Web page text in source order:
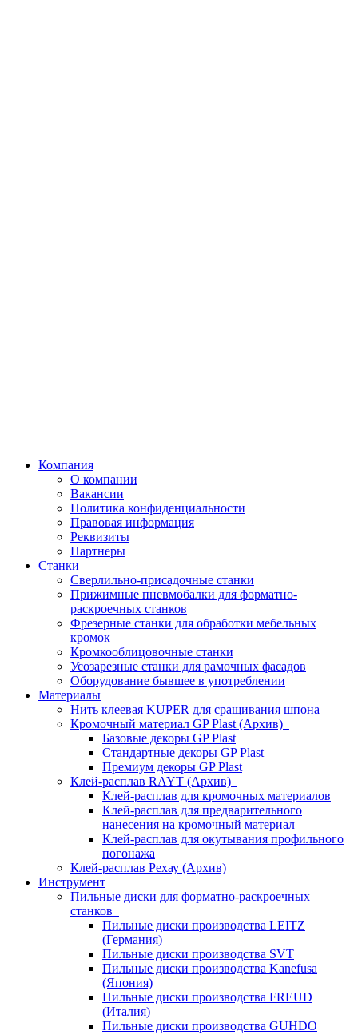
Компания
О компании
Вакансии
Политика конфиденциальности
Правовая информация
Реквизиты
Партнеры
Станки
Сверлильно-присадочные станки
Прижимные пневмобалки для форматно-
раскроечных станков
Фрезерные станки для обработки мебельных
кромок
Кромкооблицовочные станки
Усозарезные станки для рамочных фасадов
Оборудование бывшее в употреблении
Материалы
Нить клеевая KUPER для сращивания шпона
Кромочный материал GP Plast (Архив)
Базовые декоры GP Plast
Стандартные декоры GP Plast
Премиум декоры GP Plast
Клей-расплав RAYT (Архив)
Клей-расплав для кромочных материалов
Клей-расплав для предварительного
нанесения на кромочный материал
Клей-расплав для окутывания профильного
погонажа
Клей-расплав Рехау (Архив)
Инструмент
Пильные диски для форматно-раскроечных
станков
Пильные диски производства LEITZ
(Германия)
Пильные диски производства SVT
Пильные диски производства Kanefusa
(Япония)
Пильные диски производства FREUD
(Италия)
Пильные диски производства GUHDO